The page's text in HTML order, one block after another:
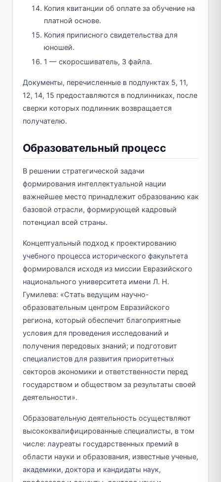
Копия квитанции об оплате за обучение на
платной основе.
Копия приписного свидетельства для
юношей.
1 — скоросшиватель, 3 файла.
Документы, перечисленные в подпунктах 5, 11,
12, 14, 15 предоставляются в подлинниках, после
сверки которых подлинник возвращается
получателю.
Образовательный процесс
В решении стратегической задачи
формирования интеллектуальной нации
важнейшее место принадлежит образованию как
базовой отрасли, формирующей кадровый
потенциал всей страны.
Концептуальный подход к проектированию
учебного процесса исторического факультета
формировался исходя из миссии Евразийского
национального университета имени Л. Н.
Гумилева: «Стать ведущим научно-
образовательным центром Евразийского
региона, который обеспечит благоприятные
условия для проведения исследований и
получения передовых знаний; и подготовит
специалистов для развития приоритетных
секторов экономики и ответственности перед
государством и обществом за результаты своей
деятельности».
Образовательную деятельность осуществляют
высококвалифицированные специалисты, в том
числе: лауреаты государственных премий в
области науки и образования, известные ученые,
академики, доктора и кандидаты наук,